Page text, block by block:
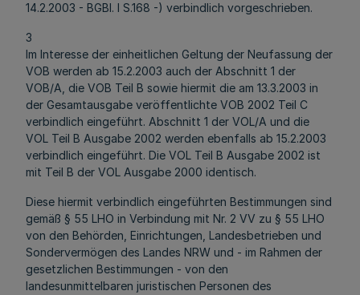
14.2.2003 - BGBl. I S.168 -) verbindlich vorgeschrieben.
3
Im Interesse der einheitlichen Geltung der Neufassung der
VOB werden ab 15.2.2003 auch der Abschnitt 1 der
VOB/A, die VOB Teil B sowie hiermit die am 13.3.2003 in
der Gesamtausgabe veröffentlichte VOB 2002 Teil C
verbindlich eingeführt. Abschnitt 1 der VOL/A und die
VOL Teil B Ausgabe 2002 werden ebenfalls ab 15.2.2003
verbindlich eingeführt. Die VOL Teil B Ausgabe 2002 ist
mit Teil B der VOL Ausgabe 2000 identisch.
Diese hiermit verbindlich eingeführten Bestimmungen sind
gemäß § 55 LHO in Verbindung mit Nr. 2 VV zu § 55 LHO
von den Behörden, Einrichtungen, Landesbetrieben und
Sondervermögen des Landes NRW und - im Rahmen der
gesetzlichen Bestimmungen - von den
landesunmittelbaren juristischen Personen des